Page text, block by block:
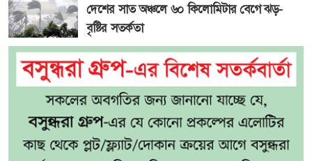
দেশের সাত অঞ্চলে ৬০ কিলোমিটার বেগে ঝড়-
বৃষ্টির সতর্কতা